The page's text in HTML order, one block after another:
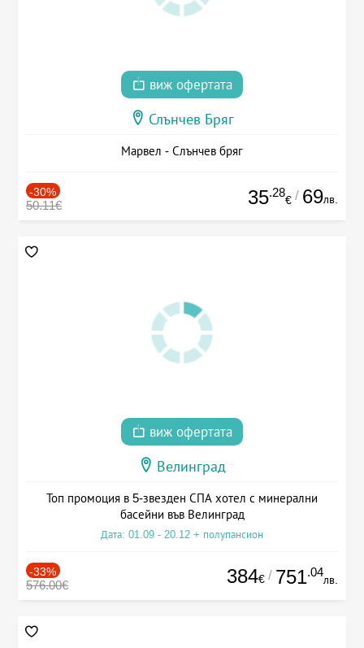
виж офертата
Слънчев Бряг
Марвел - Слънчев бряг
-30%
50.11€ 35.28
€ / 69лв.
виж офертата
Велинград
Топ промоция в 5-звезден СПА хотел с минерални
басейни във Велинград
Дата: 01.09 - 20.12 + полупансион
-33%
576.00€ 384€ / 751.04
лв.